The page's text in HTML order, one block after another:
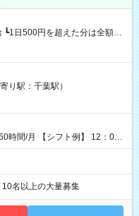
ります ★日払いOK！
金GET♪ お仕事後はコンビニ
り駅：千葉駅）
例】 12：00
10名以上の大量募集